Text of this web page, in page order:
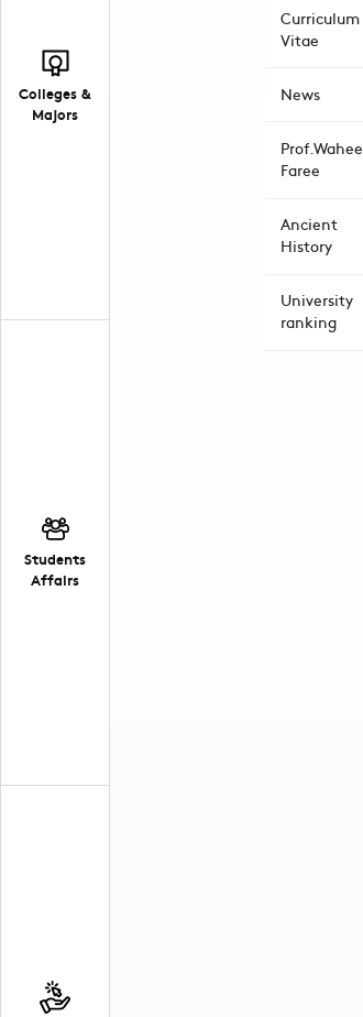
Colleges &
Majors
Students
Affairs
Curriculum
Vitae
News
Faree
Ancient
History
University
ranking